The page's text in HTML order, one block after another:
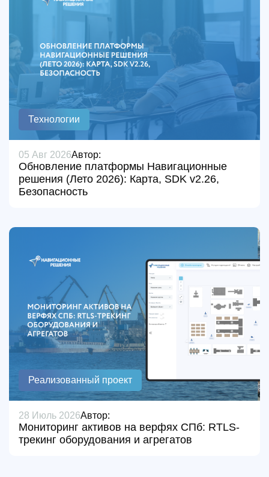
Технологии
05 Авг 2026Автор:
Обновление платформы Навигационные
решения (Лето 2026): Карта, SDK v2.26,
Безопасность
Реализованный проект
28 Июль 2026Автор:
Мониторинг активов на верфях СПб: RTLS-
трекинг оборудования и агрегатов